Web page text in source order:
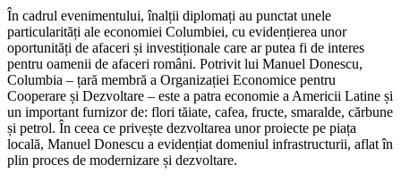
În cadrul evenimentului, înalții diplomați au punctat unele
particularități ale economiei Columbiei, cu evidențierea unor
oportunități de afaceri și investiționale care ar putea fi de interes
pentru oamenii de afaceri români. Potrivit lui Manuel Donescu,
Columbia – țară membră a Organizației Economice pentru
Cooperare și Dezvoltare – este a patra economie a Americii Latine și
un important furnizor de: flori tăiate, cafea, fructe, smaralde, cărbune
și petrol. În ceea ce privește dezvoltarea unor proiecte pe piața
locală, Manuel Donescu a evidențiat domeniul infrastructurii, aflat în
plin proces de modernizare și dezvoltare.